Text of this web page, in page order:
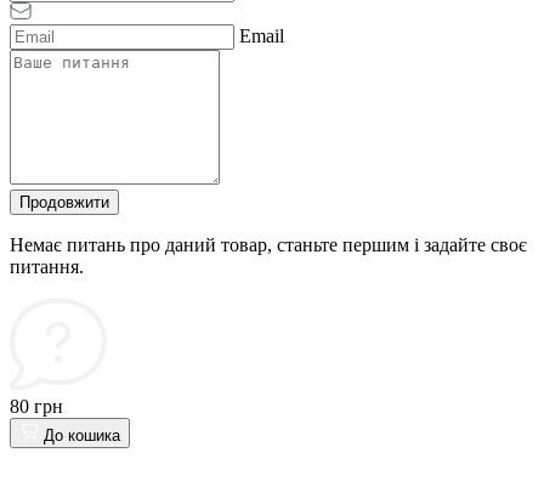
Email
Продовжити
Немає питань про даний товар, станьте першим і задайте своє
питання.
80 грн
До кошика